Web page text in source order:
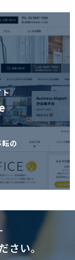
ト
の
さい。